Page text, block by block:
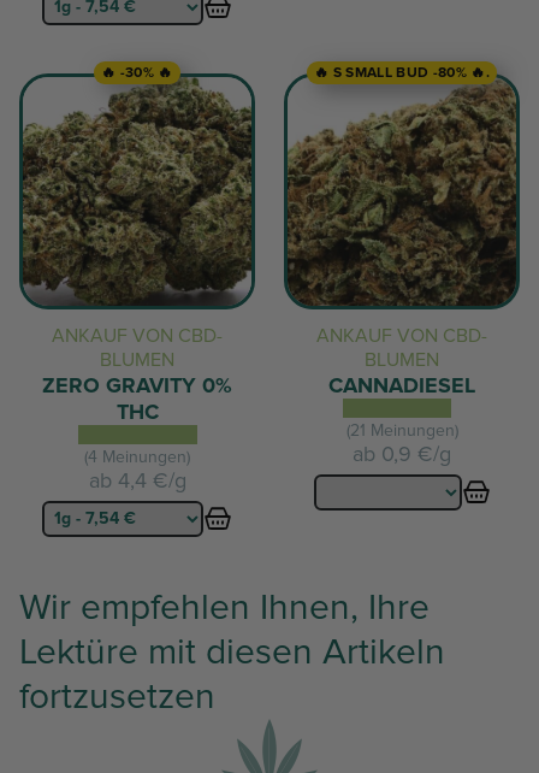
🔥 -30% 🔥
ANKAUF VON CBD-
BLUMEN
ZERO GRAVITY 0%
THC
(4 Meinungen)
ab 4,4 €/g
🔥 S SMALL BUD -80% 🔥.
ANKAUF VON CBD-
BLUMEN
CANNADIESEL
(21 Meinungen)
ab 0,9 €/g
Wir empfehlen Ihnen, Ihre
Lektüre mit diesen Artikeln
fortzusetzen